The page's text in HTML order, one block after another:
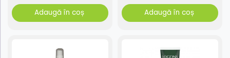
Adaugă în coș Adaugă în coș